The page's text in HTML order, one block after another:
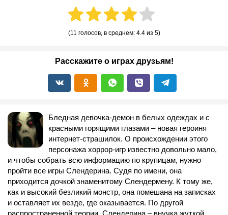
Бледная девочка-демон в белых одеждах и с
красными горящими глазами – новая героиня
интернет-страшилок. О происхождении этого
персонажа хоррор-игр известно довольно мало,
и чтобы собрать всю информацию по крупицам, нужно
пройти все игры Слендерина. Судя по имени, она
приходится дочкой знаменитому Слендермену. К тому же,
как и высокий безликий монстр, она помешана на записках
и оставляет их везде, где оказывается. По другой
распространенной теории, Слендерина – внучка жуткой
(11 голосов, в среднем: 4.4из 5)
Расскажите о играх друзьям!